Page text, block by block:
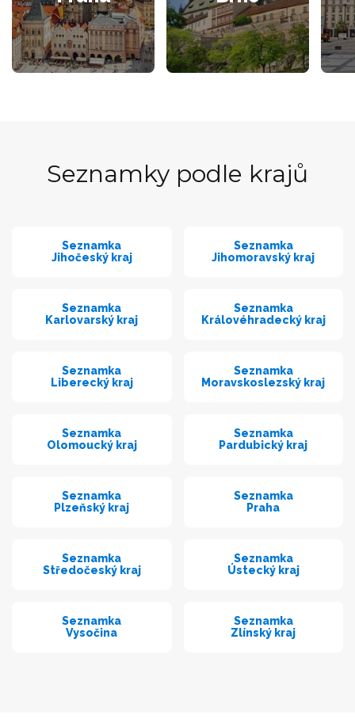
Seznamky podle krajů
Seznamka
Jihočeský kraj
Seznamka
Jihomoravský kraj
Seznamka
Karlovarský kraj
Seznamka
Královéhradecký kraj
Seznamka
Liberecký kraj
Seznamka
Moravskoslezský kraj
Seznamka
Olomoucký kraj
Seznamka
Pardubický kraj
Seznamka
Plzeňský kraj
Seznamka
Praha
Seznamka
Středočeský kraj
Seznamka
Ústecký kraj
Seznamka
Vysočina
Seznamka
Zlínský kraj